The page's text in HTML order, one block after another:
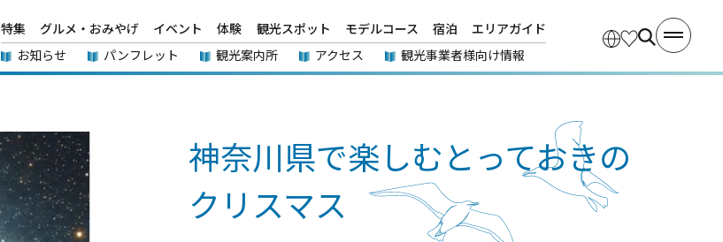
特集 グルメ・おみやげ イベント 体験 観光スポット モデルコース 宿泊
エリアガイド
お知らせ
パンフレット 観光案内所 アクセス 観光事業者様向け情報
神奈川県で楽しむとっておきの
クリスマス